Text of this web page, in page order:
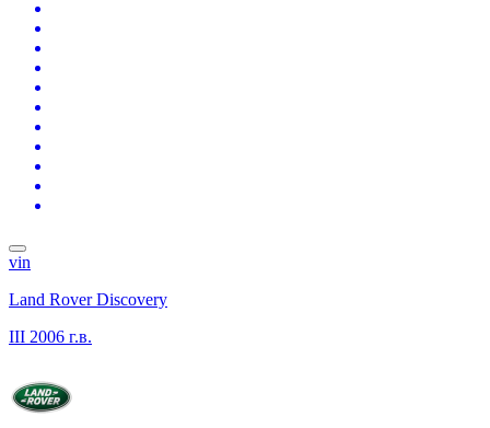
vin
Land Rover Discovery
III 2006 г.в.